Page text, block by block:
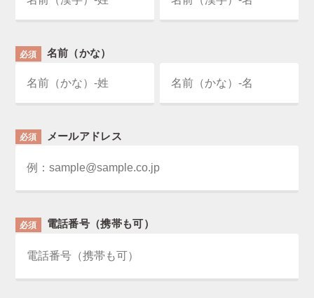
必須 名前（かな）
必須 メールアドレス
必須 電話番号（携帯も可）